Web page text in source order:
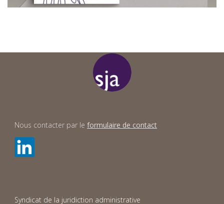
Nous contacter par le formulaire de contact
Syndicat de la juridiction administrative